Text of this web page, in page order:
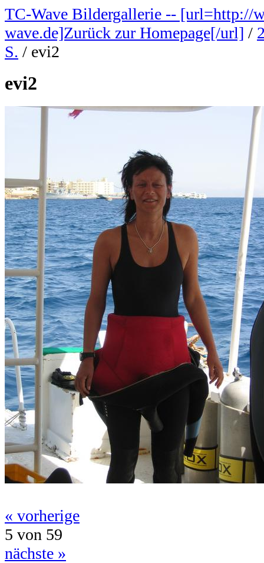
TC-Wave Bildergallerie -- [url=http://
wave.de]Zurück zur Homepage[/url] /
S. / evi2
evi2
« vorherige
5 von 59
nächste »